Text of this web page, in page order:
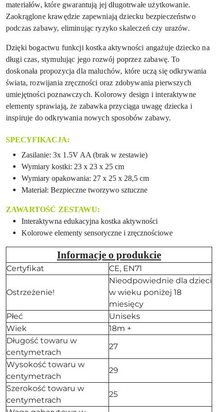
materiałów, które gwarantują jej długotrwałe użytkowanie.
Zaokrąglone krawędzie zapewniają dziecku bezpieczeństwo
podczas zabawy, eliminując ryzyko skaleczeń czy urazów.
Dzięki bogactwu funkcji kostka aktywności angażuje dziecko na
długi czas, stymulując jego rozwój poprzez zabawę. To
doskonała propozycja dla maluchów, które uczą się odkrywania
świata, rozwijania zręczności oraz zdobywania pierwszych
umiejętności poznawczych. Kolorowy design i interaktywne
elementy sprawiają, że zabawka przyciąga uwagę dziecka i
inspiruje do odkrywania nowych sposobów zabawy.
SPECYFIKACJA:
Zasilanie: 3x 1.5V AA (brak w zestawie)
Wymiary kostki: 23 x 23 x 25 cm
Wymiary opakowania: 27 x 25 x 28,5 cm
Materiał: Bezpieczne tworzywo sztuczne
ZAWARTOŚĆ ZESTAWU:
Interaktywna edukacyjna kostka aktywności
Kolorowe elementy sensoryczne i zręcznościowe
Informacje o produkcie
Certyfikat CE, EN71
Ostrzeżenie!
Nieodpowiednie dla dzieci
w wieku poniżej 18
miesięcy
Płeć
Uniseks
Wiek
18m +
Długość towaru w
centymetrach
27
Wysokość towaru w
centymetrach
29
Szerokość towaru w
centymetrach
25